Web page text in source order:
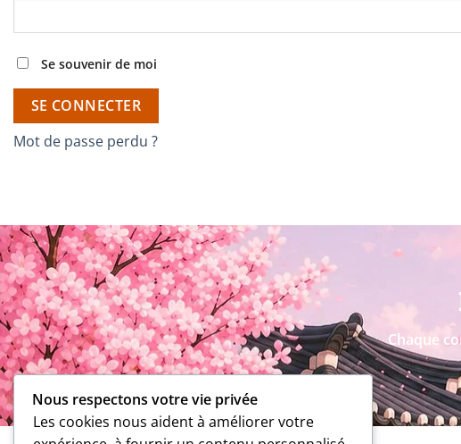
Se souvenir de moi
SE CONNECTER
Mot de passe perdu ?
Chaque
Nous respectons votre vie privée
Les cookies nous aident à améliorer votre